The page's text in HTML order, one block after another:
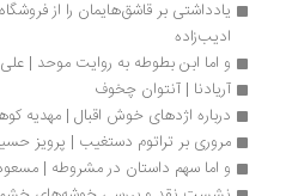
ادیب‌زاده
و اما ابن بطوطه به روایت موحد | علی سرزعیم
آریادنا | آنتوان چخوف
درباره اژدهای خوش اقبال | مهدیه کوهی‌کار
مروری بر تراتوم دستغیب | پرویز حسینی
و اما سهم داستان در مشروطه‌ | مسعود بربر